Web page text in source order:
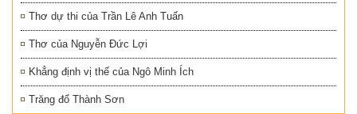
Thơ dự thi của Trần Lê Anh Tuấn
Thơ của Nguyễn Đức Lợi
Khẳng định vị thế của Ngô Minh Ích
Trăng đổ Thành Sơn